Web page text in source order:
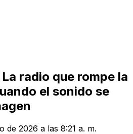
radio que rompe la
el sonido se
de 2026 a las 8:21 a. m.